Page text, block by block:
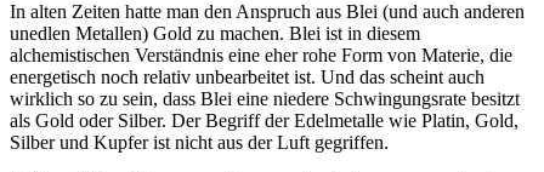
In alten Zeiten hatte man den Anspruch aus Blei (und auch anderen
unedlen Metallen) Gold zu machen. Blei ist in diesem
alchemistischen Verständnis eine eher rohe Form von Materie, die
energetisch noch relativ unbearbeitet ist. Und das scheint auch
wirklich so zu sein, dass Blei eine niedere Schwingungsrate besitzt
als Gold oder Silber. Der Begriff der Edelmetalle wie Platin, Gold,
Silber und Kupfer ist nicht aus der Luft gegriffen.